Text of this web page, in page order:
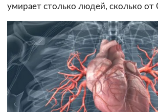
умирает столько людей, сколько от